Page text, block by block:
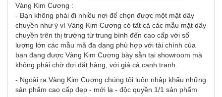
Vàng Kim Cương :
- Bạn không phải đi nhiều nơi để chọn được một mặt dây
chuyền như ý vì Vàng Kim Cương có tất cả các mẫu mặt dây
chuyền trên thị trường từ trung bình đến cao cấp với số
lượng lớn các mẫu mã đa dạng phù hợp với tài chính của
bạn đang được Vàng Kim Cương bày sẵn tại showroom mà
không phải chờ đợi đặt hàng, với giá cả cạnh tranh.
- Ngoài ra Vàng Kim Cương chúng tôi luôn nhập khẩu những
sản phẩm cao cấp đẹp - mới lạ - độc quyền 1/1 sản phẩm